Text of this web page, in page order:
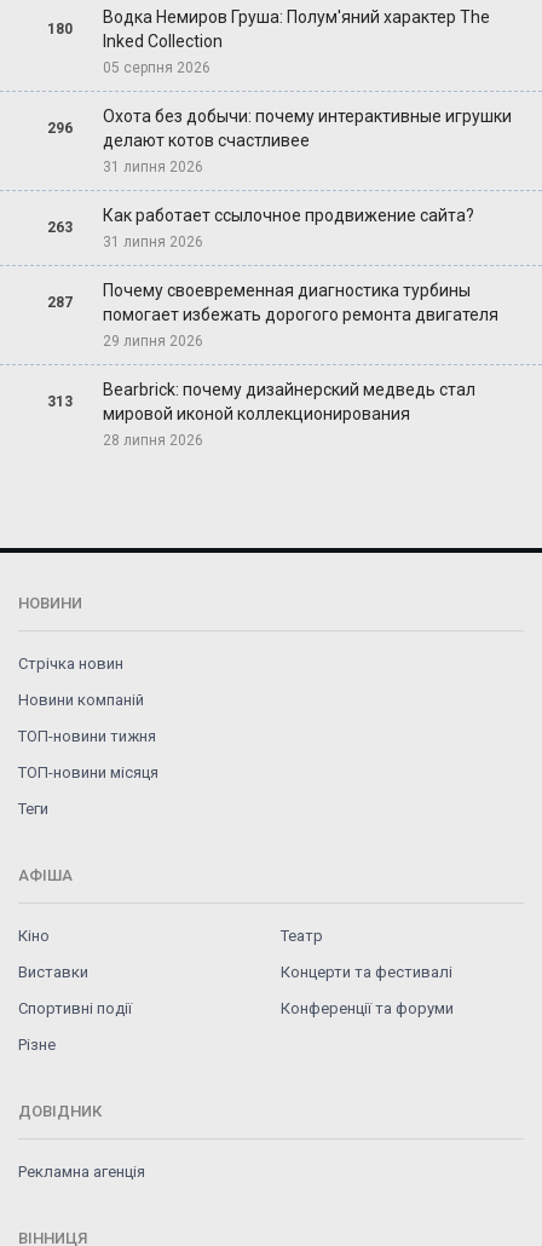
180
Водка Немиров Груша: Полум'яний характер The
Inked Collection
05 серпня 2026
296
Охота без добычи: почему интерактивные игрушки
делают котов счастливее
31 липня 2026
263
Как работает ссылочное продвижение сайта?
31 липня 2026
287
Почему своевременная диагностика турбины
помогает избежать дорогого ремонта двигателя
29 липня 2026
313
Bearbrick: почему дизайнерский медведь стал
мировой иконой коллекционирования
28 липня 2026
НОВИНИ
Стрічка новин
Новини компаній
ТОП-новини тижня
ТОП-новини місяця
Теги
АФІША
Кіно
Театр
Виставки
Концерти та фестивалі
Спортивні події
Конференції та форуми
Різне
ДОВІДНИК
Рекламна агенція
ВІННИЦЯ